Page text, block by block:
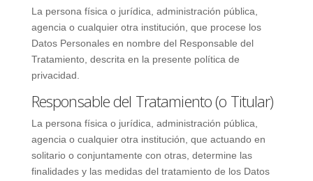
La persona física o jurídica, administración pública,
agencia o cualquier otra institución, que procese los
Datos Personales en nombre del Responsable del
Tratamiento, descrita en la presente política de
privacidad.
Responsable del Tratamiento (o Titular)
La persona física o jurídica, administración pública,
agencia o cualquier otra institución, que actuando en
solitario o conjuntamente con otras, determine las
finalidades y las medidas del tratamiento de los Datos